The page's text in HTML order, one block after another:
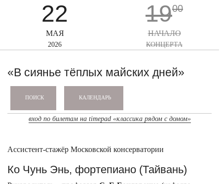
22
МАЯ
2026
1900
НАЧАЛО
КОНЦЕРТА
«В сиянье тёплых майских дней»
ПОИСК КАЛЕНДАРЬ
вход по билетам на timepad «классика рядом с домом»
Ассистент-стажёр Московской консерватории
Ко Чунь Энь, фортепиано (Тайвань)